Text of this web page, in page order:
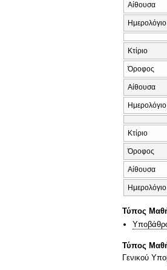
Αίθουσα
Ημερολόγιο
Κτίριο
Όροφος
Αίθουσα
Ημερολόγιο
Κτίριο
Όροφος
Αίθουσα
Ημερολόγιο
Τύπος
Τύπος
Γενικού